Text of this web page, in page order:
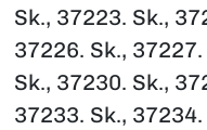
Sk., 37223. Sk.,
37226. Sk.,
Sk., 37230. Sk.,
37233. Sk.,